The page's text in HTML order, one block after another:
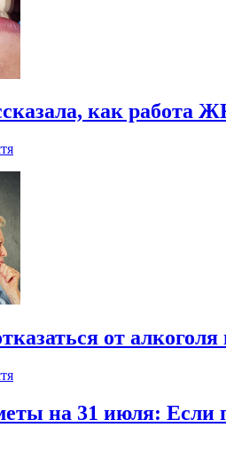
как работа
от
на 31 июля: Если